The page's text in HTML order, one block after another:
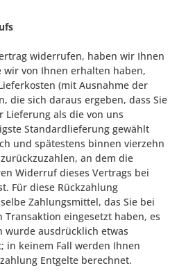
widerrufen, haben wir Ihnen
wir von Ihnen erhalten haben,
(mit Ausnahme der
die sich daraus ergeben, dass Sie
Lieferung als die von uns
Standardlieferung gewählt
und spätestens binnen vierzehn
an dem die
Widerruf dieses Vertrags bei
Für diese Rückzahlung
Zahlungsmittel, das Sie bei
eingesetzt haben, es
wurde ausdrücklich etwas
in keinem Fall werden Ihnen
Entgelte berechnet.